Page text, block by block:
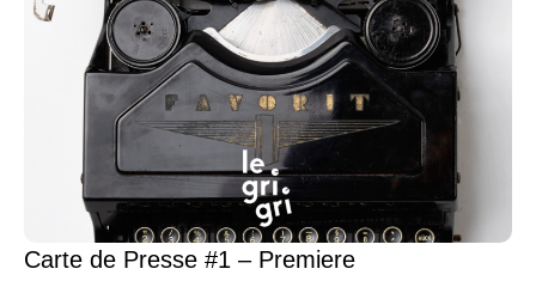
Carte de Presse #1 – Premiere